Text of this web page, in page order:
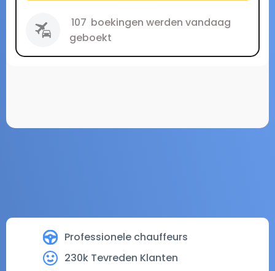
Professionele chauffeurs
230k Tevreden Klanten
107 boekingen werden vandaag
geboekt